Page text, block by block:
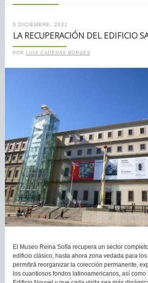
5 DICIEMBRE, 2021
LA RECUPERACIÓN DEL EDIFICIO
POR LUIS CADENAS BORGES
El Museo Reina Sofía recupera un sector
edificio clásico, hasta ahora zona vedada para
permitirá reorganizar la colección permanente,
los cuantiosos fondos latinoamericanos, así como